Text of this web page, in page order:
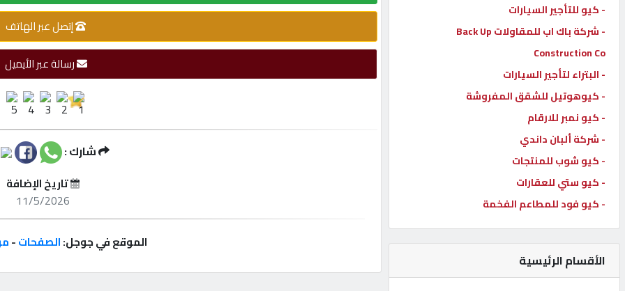
المنتدى
كيو
مزاد
كيو
نمبر
كيو
كارز
كيو
- كيو للتأجير السيارات
- شركة باك اب للمقاولات Back Up
Construction Co
- البتراء لتأجير السيارات
- كيوهوتيل للشقق المفروشة
- كيو نمبر للارقام
- شركة ألبان داندي
- كيو شوب للمنتجات
- كيو ستي للعقارات
- كيو فود للمطاعم الفخمة
الأقسام الرئيسية
إتصل عبر الهاتف
رسالة عبر الأيميل
شارك :
تاريخ الإضافة
11/5/2026
الموقع في جوجل:الصفحات-